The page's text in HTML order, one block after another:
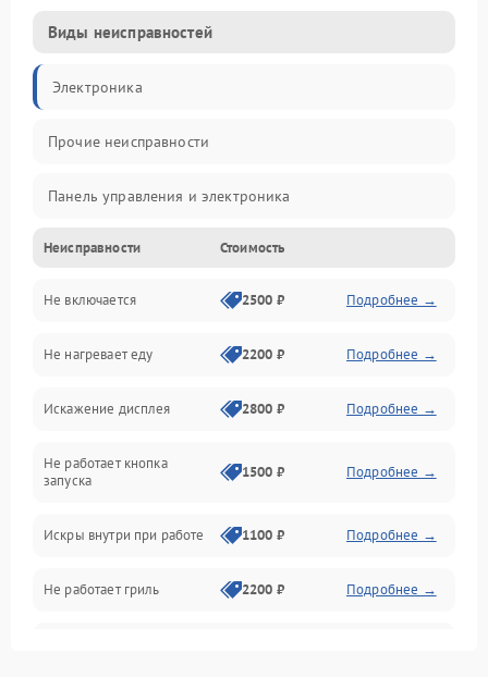
Виды неисправностей
Электроника
Прочие неисправности
Панель управления и электроника
Дверца и корпус
Механика и внутренние элементы
Механические повреждения
Питание и запуск
Нагрев и приготовление
Программное обеспечение
Неисправности Стоимость
Не включается 2500 ₽ Подробнее →
Не нагревает еду 2200 ₽ Подробнее →
Искажение дисплея 2800 ₽ Подробнее →
Не работает кнопка
запуска
1500 ₽ Подробнее →
Искры внутри при работе 1100 ₽ Подробнее →
Не работает гриль 2200 ₽ Подробнее →